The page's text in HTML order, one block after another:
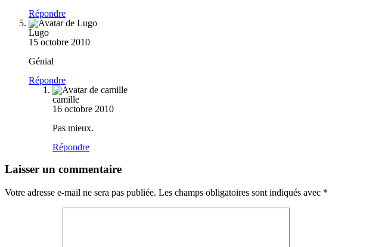
Répondre
Lugo
15 octobre 2010
Génial
Répondre
camille
16 octobre 2010
Pas mieux.
Répondre
Laisser un commentaire
Votre adresse e-mail ne sera pas publiée. Les champs obligatoires sont indiqués avec *